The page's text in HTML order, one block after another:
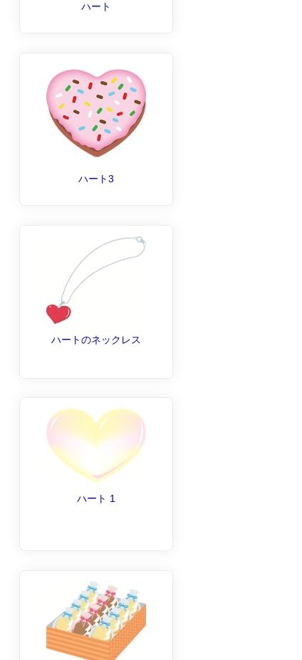
ハート
ハート3
ハートのネックレス
ハート 1